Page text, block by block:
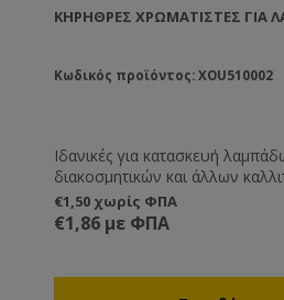
ΚΗΡΉΘΡΕΣ ΧΡΩΜΑΤΙΣΤΈΣ ΓΙΑ
Κωδικός προϊόντος: XOU510002
Ιδανικές για κατασκευή
διακοσμητικών και άλλων
Εφαρμογές των Χρωματιστών
Πασχαλινές
μέλισσας, οι λαμπάδες σας θα ξεχωρίσουν για την
μυρωδιά του φυσικού κεριού. Αρωματικά κεριά:
€1,50 χωρίς ΦΠΑ
€1,86 με ΦΠΑ